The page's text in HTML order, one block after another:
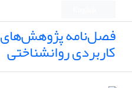
فصل‌نامه پژوهش‌های
کاربردی روانشناختی